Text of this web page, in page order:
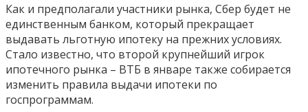
Как и предполагали участники рынка, Сбер будет не
единственным банком, который прекращает
выдавать льготную ипотеку на прежних условиях.
Стало известно, что второй крупнейший игрок
ипотечного рынка – ВТБ в январе также собирается
изменить правила выдачи ипотеки по
госпрограммам.